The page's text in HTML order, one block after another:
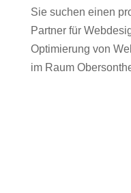
Sie suchen einen
Partner für
Optimierung von
im Raum